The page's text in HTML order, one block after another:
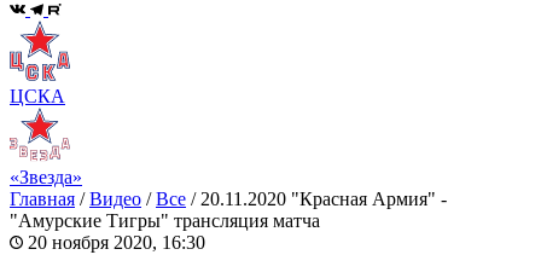
ЦСКА
«Звезда»
Главная /Видео /Все / 20.11.2020 "Красная Армия" -
"Амурские Тигры" трансляция матча
20 ноября 2020, 16:30